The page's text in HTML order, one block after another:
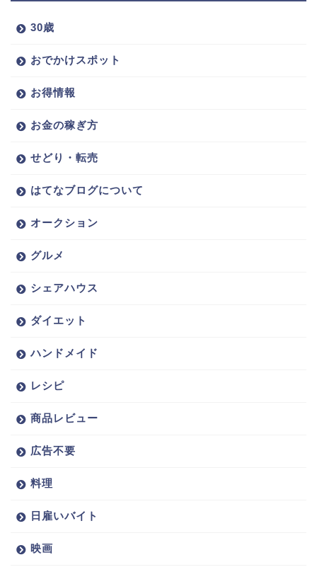
30歳
おでかけスポット
お得情報
お金の稼ぎ方
せどり・転売
はてなブログについて
オークション
グルメ
シェアハウス
ダイエット
ハンドメイド
レシピ
商品レビュー
広告不要
料理
日雇いバイト
映画